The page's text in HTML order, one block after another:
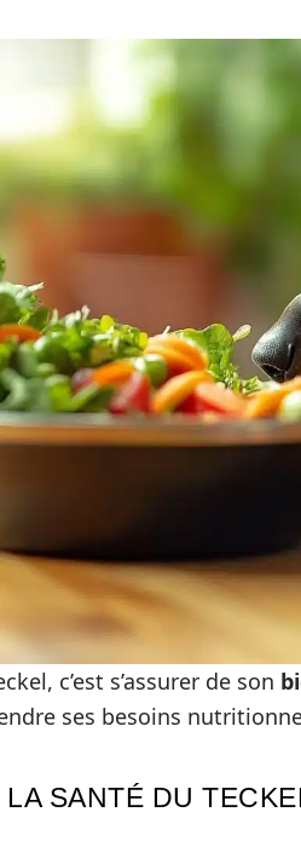
c’est s’assurer de son
ses besoins
SANTÉ DU